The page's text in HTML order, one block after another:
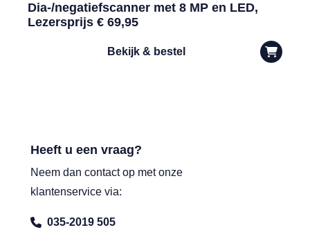
Dia-/negatiefscanner met 8 MP en LED,
Lezersprijs € 69,95
Bekijk & bestel
Heeft u een vraag?
Neem dan contact op met onze
klantenservice via:
035-2019 505